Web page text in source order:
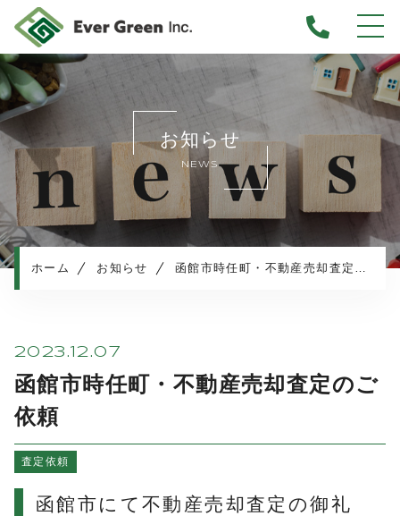
ホーム
当社について
不動産売却について
仲介売却
業者買取
不動産売却の流れ
お知らせ
お知らせ
NEWS
ホーム お知らせ 函館市時任町・不動産売却査定のご依頼
2023.12.07
函館市時任町・不動産売却査定のご
依頼
査定依頼
函館市にて不動産売却査定の御礼